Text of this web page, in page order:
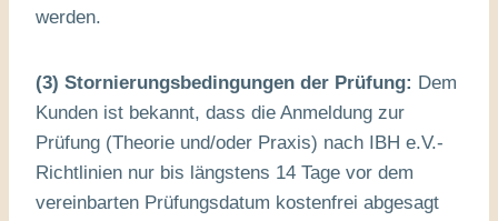
werden.
(3) Stornierungsbedingungen der Prüfung: Dem
Kunden ist bekannt, dass die Anmeldung zur
Prüfung (Theorie und/oder Praxis) nach IBH e.V.-
Richtlinien nur bis längstens 14 Tage vor dem
vereinbarten Prüfungsdatum kostenfrei abgesagt